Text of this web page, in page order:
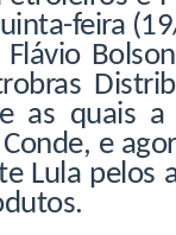
feira
as quais a
e
Lula pelos